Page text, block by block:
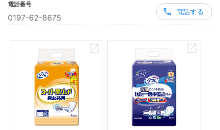
電話番号
0197-62-8675
電話する